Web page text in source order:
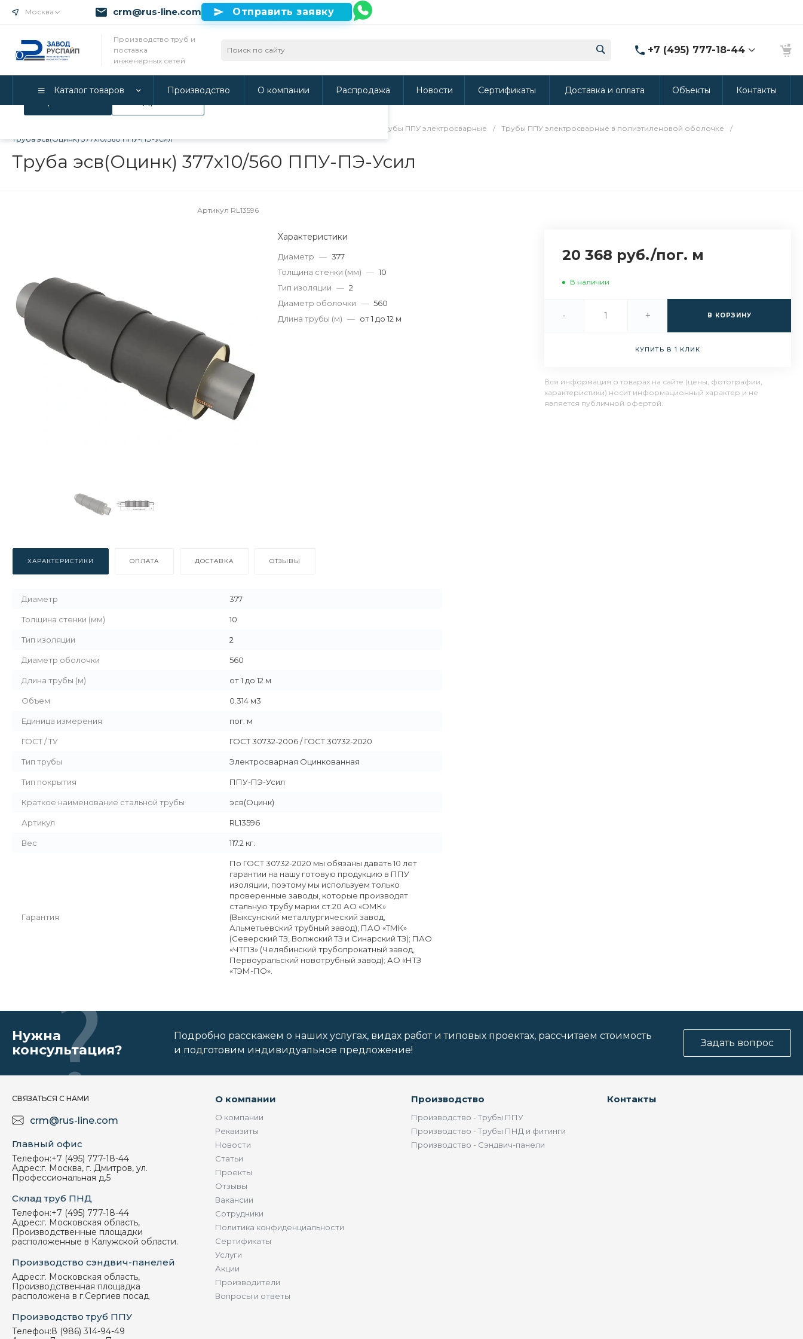
Мы используем Cookie. Если вы продолжаете использовать наш сайт, то
Политикой конфиденциальности
Москва crm@rus-line.com Отправить заявку
Производство труб и
поставка
инженерных сетей
+7 (495) 777-18-44
8 (986) 314-94-49
Промышленная 15
8:30-20:00
Каталог товаров Производство О компании Распродажа Новости Сертификаты Доставка и оплата Объекты Контакты
Трубы ППУ электросварные / Трубы ППУ электросварные в полиэтиленовой оболочке
/
Труба эсв(Оцинк) 377х10/560 ППУ-ПЭ-Усил
Труба эсв(Оцинк) 377х10/560 ППУ-ПЭ-Усил
Артикул RL13596
Характеристики
Диаметр — 377
Толщина стенки (мм) — 10
Тип изоляции — 2
Диаметр оболочки — 560
Длина трубы (м) — от 1 до 12 м
20 368 руб./пог. м
В наличии
- + В КОРЗИНУ
КУПИТЬ В 1 КЛИК
Вся информация о товарах на сайте (цены, фотографии,
характеристики) носит информационный характер и не
является публичной офертой.
ХАРАКТЕРИСТИКИ ОПЛАТА ДОСТАВКА ОТЗЫВЫ
Диаметр 377
Толщина стенки (мм) 10
Тип изоляции 2
Диаметр оболочки 560
Длина трубы (м) от 1 до 12 м
Объем 0.314 м3
Единица измерения пог. м
ГОСТ / ТУ ГОСТ 30732-2006 / ГОСТ 30732-2020
Тип трубы Электросварная Оцинкованная
Тип покрытия ППУ-ПЭ-Усил
Краткое наименование стальной трубы эсв(Оцинк)
Артикул RL13596
Вес 117.2 кг.
Гарантия
По ГОСТ 30732-2020 мы обязаны давать 10 лет
гарантии на нашу готовую продукцию в ППУ
изоляции, поэтому мы используем только
проверенные заводы, которые производят
стальную трубу марки ст.20 АО «ОМК»
(Выксунский металлургический завод,
Альметьевский трубный завод); ПАО «ТМК»
(Северский ТЗ, Волжский ТЗ и Синарский ТЗ); ПАО
«ЧТПЗ» (Челябинский трубопрокатный завод,
Первоуральский новотрубный завод); АО «НТЗ
«ТЭМ-ПО».
Нужна
консультация?
Подробно расскажем о наших услугах, видах работ и типовых проектах, рассчитаем стоимость
и подготовим индивидуальное предложение!
Задать вопрос
СВЯЗАТЬСЯ С НАМИ
crm@rus-line.com
Главный офис
Телефон:+7 (495) 777-18-44
Адрес:г. Москва, г. Дмитров, ул.
Профессиональная д.5
Склад труб ПНД
Телефон:+7 (495) 777-18-44
Адрес:г. Московская область,
Производственные площадки
расположенные в Калужской области.
Производство сэндвич-панелей
Адрес:г. Московская область,
Производственная площадка
расположена в г.Сергиев посад
Производство труб ППУ
Телефон:8 (986) 314-94-49
О компании
О компании
Реквизиты
Новости
Статьи
Проекты
Отзывы
Вакансии
Сотрудники
Политика конфиденциальности
Сертификаты
Услуги
Акции
Производители
Вопросы и ответы
Производство
Производство - Трубы ППУ
Производство - Трубы ПНД и фитинги
Производство - Сэндвич-панели
Контакты